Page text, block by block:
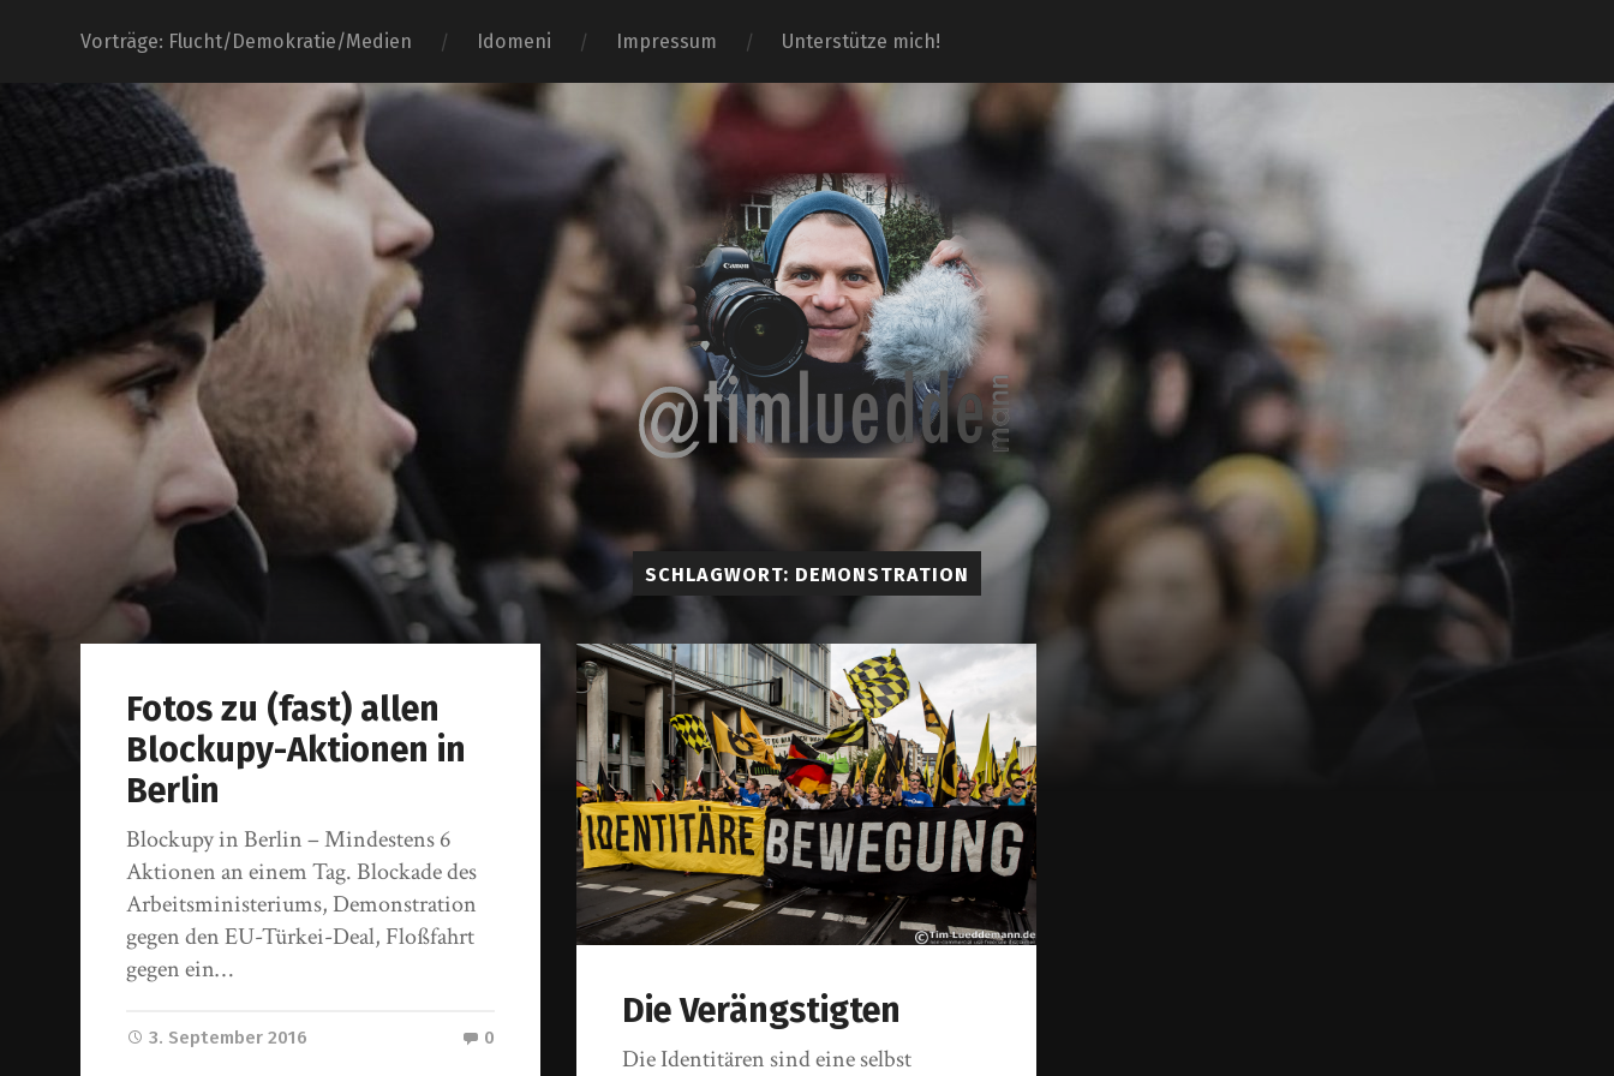
Vorträge: Flucht/Demokratie/Medien Idomeni Impressum Unterstütze mich!
Tim-
Lueddemann.de
SCHLAGWORT: DEMONSTRATION
Fotos zu (fast) allen
Blockupy-Aktionen in
Berlin
Blockupy in Berlin – Mindestens 6
Aktionen an einem Tag. Blockade des
Arbeitsministeriums, Demonstration
gegen den EU-Türkei-Deal, Floßfahrt
gegen ein…
3. September 2016 0
Die Verängstigten
Die Identitären sind eine selbst